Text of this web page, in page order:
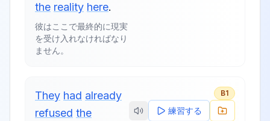
the reality here.
彼はここで最終的に現実
を受け入れなければなり
ません。
They had already
refused the
B1
練習する